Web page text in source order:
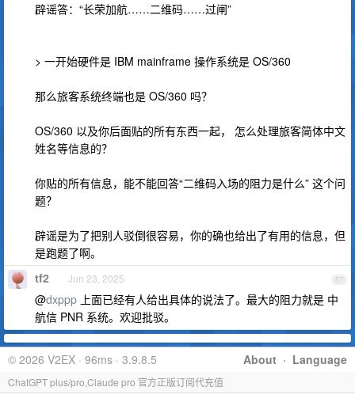
辟谣答：“长荣加航……二维码……过闸”
> 一开始硬件是 IBM mainframe 操作系统是 OS/360
那么旅客系统终端也是 OS/360 吗？
OS/360 以及你后面贴的所有东西一起， 怎么处理旅客简体中文
姓名等信息的？
你贴的所有信息，能不能回答“二维码入场的阻力是什么” 这个问
题？
辟谣是为了把别人驳倒很容易，你的确也给出了有用的信息，但
是跑题了啊。
57
tf2 Jun 23, 2025
@dxppp 上面已经有人给出具体的说法了。最大的阻力就是 中
航信 PNR 系统。欢迎批驳。
About · Language
© 2026 V2EX · 96ms · 3.9.8.5
ChatGPT plus/pro,Claude pro 官方正版订阅代充值